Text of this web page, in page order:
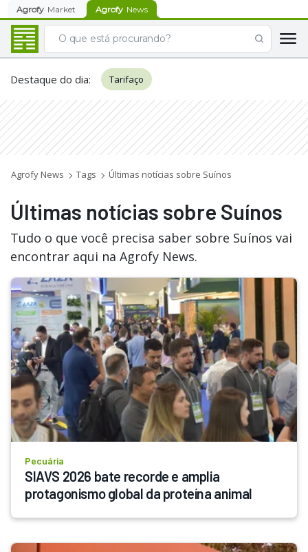
Agrofy Market Agrofy News
Destaque do dia: Tarifaço
Agrofy News Tags Últimas notícias sobre Suínos
Últimas notícias sobre Suínos
Tudo o que você precisa saber sobre Suínos vai
encontrar aqui na Agrofy News.
Pecuária
SIAVS 2026 bate recorde e amplia
protagonismo global da proteína animal